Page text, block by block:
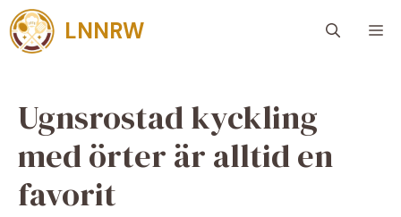
Skip
to
content
LNNRW
Ugnsrostad kyckling
med örter är alltid en
favorit